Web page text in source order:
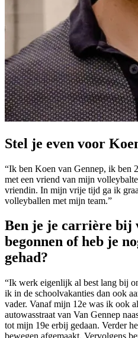
Stel je even voor
“Ik ben Koen van Gennep, ik ben
met een vriend van mijn
vriendin. In mijn vrije tijd ga ik
volleyballen met mijn team.”
Ben je je carrière bij
begonnen of heb je
gehad?
“Ik werk eigenlijk al best lang bij
ik in de schoolvakanties dan ook
vader. Vanaf mijn 12e was ik ook
autowasstraat van Van Gennep
tot mijn 19e erbij gedaan. Verder